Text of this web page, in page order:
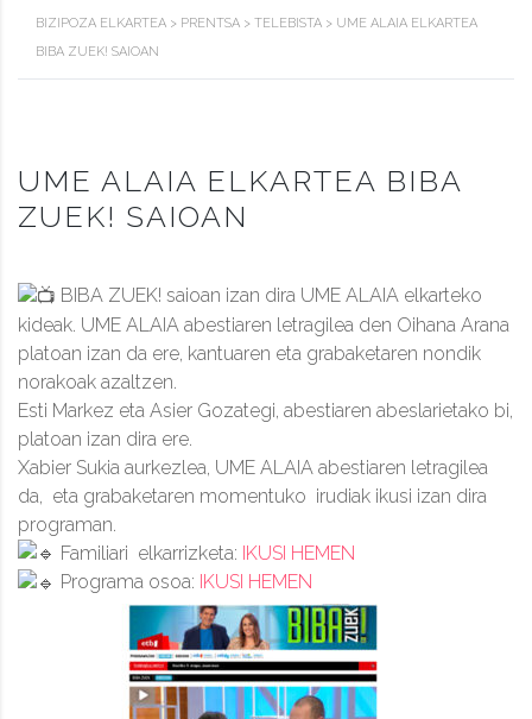
BIZIPOZA ELKARTEA > PRENTSA > TELEBISTA > UME ALAIA ELKARTEA
BIBA ZUEK! SAIOAN
UME ALAIA ELKARTEA BIBA
ZUEK! SAIOAN
BIBA ZUEK! saioan izan dira UME ALAIA elkarteko
kideak. UME ALAIA abestiaren letragilea den Oihana Arana
platoan izan da ere, kantuaren eta grabaketaren nondik
norakoak azaltzen.
Esti Markez eta Asier Gozategi, abestiaren abeslarietako bi,
platoan izan dira ere.
Xabier Sukia aurkezlea, UME ALAIA abestiaren letragilea
da, eta grabaketaren momentuko irudiak ikusi izan dira
programan.
Familiari elkarrizketa: IKUSI HEMEN
Programa osoa: IKUSI HEMEN